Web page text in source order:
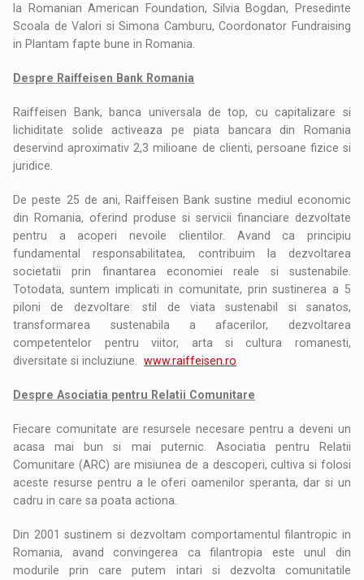
la Romanian American Foundation, Silvia Bogdan, Presedinte
Scoala de Valori si Simona Camburu, Coordonator Fundraising
in Plantam fapte bune in Romania.
Despre Raiffeisen Bank Romania
Raiffeisen Bank, banca universala de top, cu capitalizare si
lichiditate solide activeaza pe piata bancara din Romania
deservind aproximativ 2,3 milioane de clienti, persoane fizice si
juridice.
De peste 25 de ani, Raiffeisen Bank sustine mediul economic
din Romania, oferind produse si servicii financiare dezvoltate
pentru a acoperi nevoile clientilor. Avand ca principiu
fundamental responsabilitatea, contribuim la dezvoltarea
societatii prin finantarea economiei reale si sustenabile.
Totodata, suntem implicati in comunitate, prin sustinerea a 5
piloni de dezvoltare: stil de viata sustenabil si sanatos,
transformarea sustenabila a afacerilor, dezvoltarea
competentelor pentru viitor, arta si cultura romanesti,
diversitate si incluziune.www.raiffeisen.ro
Despre Asociatia pentru Relatii Comunitare
Fiecare comunitate are resursele necesare pentru a deveni un
acasa mai bun si mai puternic. Asociatia pentru Relatii
Comunitare (ARC) are misiunea de a descoperi, cultiva si folosi
aceste resurse pentru a le oferi oamenilor speranta, dar si un
cadru in care sa poata actiona.
Din 2001 sustinem si dezvoltam comportamentul filantropic in
Romania, avand convingerea ca filantropia este unul din
modurile prin care putem intari si dezvolta comunitatile